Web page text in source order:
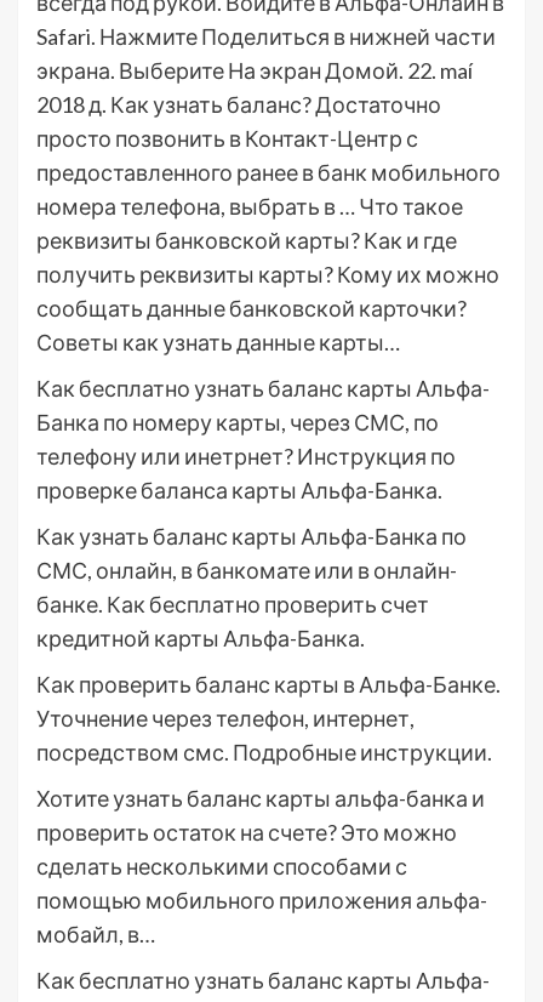
Safari. Нажмите Поделиться в нижней части
экрана. Выберите На экран Домой. 22. maí
2018 д. Как узнать баланс? Достаточно
просто позвонить в Контакт-Центр с
предоставленного ранее в банк мобильного
номера телефона, выбрать в … Что такое
реквизиты банковской карты? Как и где
получить реквизиты карты? Кому их можно
сообщать данные банковской карточки?
Советы как узнать данные карты…
Как бесплатно узнать баланс карты Альфа-
Банка по номеру карты, через СМС, по
телефону или инетрнет? Инструкция по
проверке баланса карты Альфа-Банка.
Как узнать баланс карты Альфа-Банка по
СМС, онлайн, в банкомате или в онлайн-
банке. Как бесплатно проверить счет
кредитной карты Альфа-Банка.
Как проверить баланс карты в Альфа-Банке.
Уточнение через телефон, интернет,
посредством смс. Подробные инструкции.
Хотите узнать баланс карты альфа-банка и
проверить остаток на счете? Это можно
сделать несколькими способами с
помощью мобильного приложения альфа-
мобайл, в…
Как бесплатно узнать баланс карты Альфа-